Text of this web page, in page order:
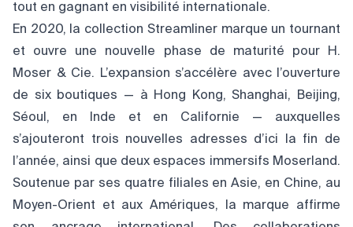
tout en gagnant en visibilité internationale.
En 2020, la collection Streamliner marque un tournant
et ouvre une nouvelle phase de maturité pour H.
Moser & Cie. L’expansion s’accélère avec l’ouverture
de six boutiques — à Hong Kong, Shanghai, Beijing,
Séoul, en Inde et en Californie — auxquelles
s’ajouteront trois nouvelles adresses d’ici la fin de
l’année, ainsi que deux espaces immersifs Moserland.
Soutenue par ses quatre filiales en Asie, en Chine, au
Moyen-Orient et aux Amériques, la marque affirme